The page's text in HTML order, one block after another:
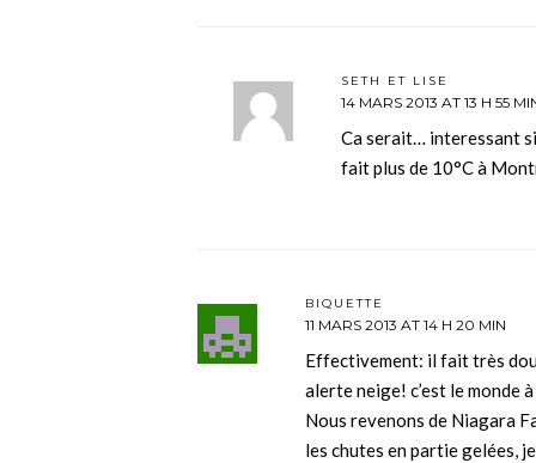
SETH ET LISE
14 MARS 2013 AT 13 H 55
Ca serait… interessant
fait plus de 10°C à
BIQUETTE
11 MARS 2013 AT 14 H 20 MIN
Effectivement: il fait très
alerte neige! c’est le monde
Nous revenons de Niagara
les chutes en partie gelées,